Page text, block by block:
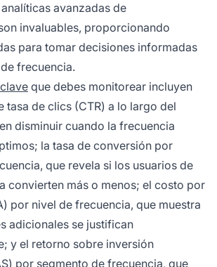
avanzadas de
invaluables, proporcionando
para tomar decisiones informadas
frecuencia.
que debes monitorear incluyen
tasa de clics (CTR) a lo largo del
disminuir cuando la frecuencia
la tasa de conversión por
que revela si los usuarios de
convierten más o menos; el costo por
por nivel de frecuencia, que muestra
adicionales se justifican
y el retorno sobre inversión
por segmento de frecuencia, que